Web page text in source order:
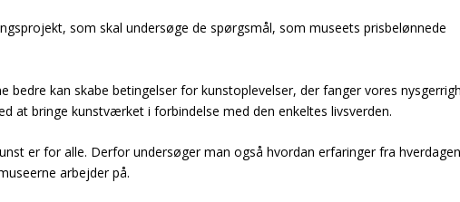
som skal undersøge de spørgsmål, som museets prisbelønnede
bedre kan skabe betingelser for kunstoplevelser, der fanger vores
at bringe kunstværket i forbindelse med den enkeltes livsverden.
er for alle. Derfor undersøger man også hvordan erfaringer fra
arbejder på.